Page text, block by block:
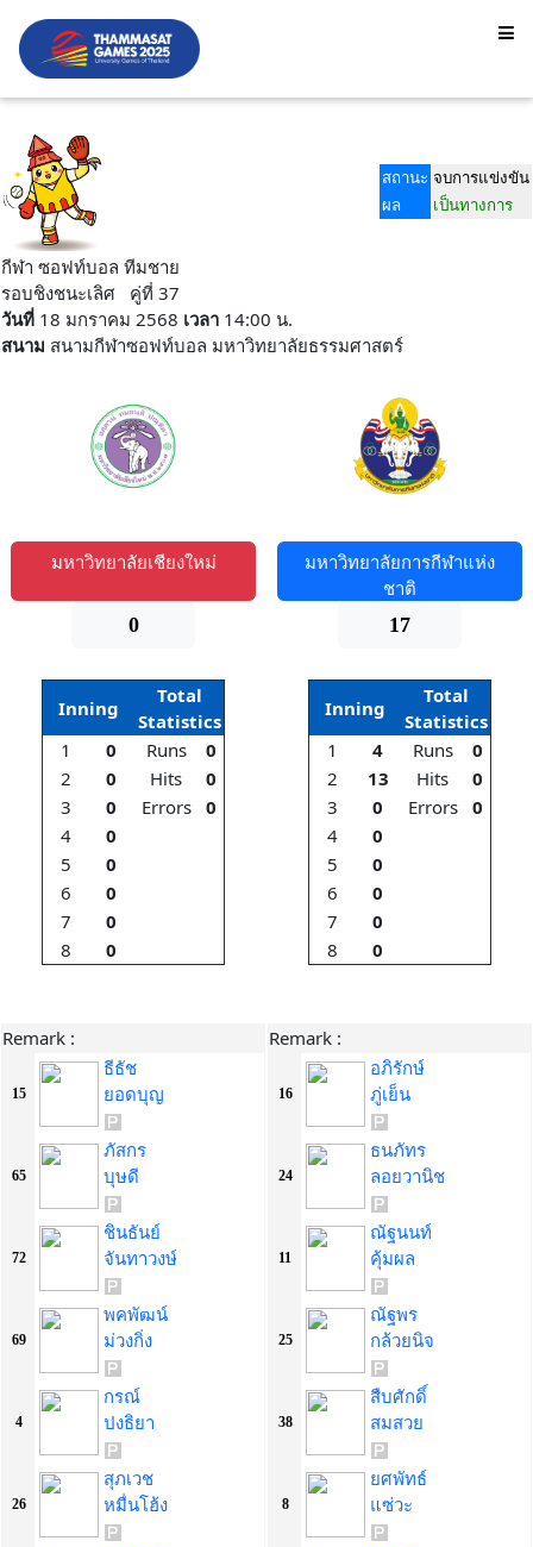
สถานะ จบการแข่งขัน
ผล
เป็นทางการ
กีฬา ซอฟท์บอล ทีมชาย
รอบชิงชนะเลิศ คู่ที่ 37
วันที่ 18 มกราคม 2568 เวลา 14:00 น.
สนาม สนามกีฬาซอฟท์บอล มหาวิทยาลัยธรรมศาสตร์
มหาวิทยาลัยเชียงใหม่
0
Inning
Total
Statistics
1
0 Runs
0
2
0 Hits
0
3
0 Errors
0
4
0
5
0
6
0
7
0
8
0
Remark :
15
ธีธัช
ยอดบุญ
65
ภัสกร
บุษดี
72
ชินธันย์
จันทาวงษ์
69
พคพัฒน์
ม่วงกิ่ง
4
กรณ์
ปงธิยา
26
สุภเวช
หมื่นโฮ้ง
มหาวิทยาลัยการกีฬาแห่ง
ชาติ
17
Inning
Total
Statistics
1
4 Runs
0
2
13 Hits
0
3
0 Errors
0
4
0
5
0
6
0
7
0
8
0
Remark :
16
อภิรักษ์
ภู่เย็น
24
ธนภัทร
ลอยวานิช
11
ณัฐนนท์
คุ้มผล
25
ณัฐพร
กล้วยนิจ
38
สืบศักดิ์
สมสวย
8
ยศพัทธ์
แซ่วะ